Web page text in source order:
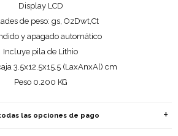
Display LCD
de peso: gs, OzDwt,Ct
y apagado automático
Incluye pila de Lithio
3.5x12.5x15.5 (LaxAnxAl) cm
Peso 0.200 KG
las opciones de pago